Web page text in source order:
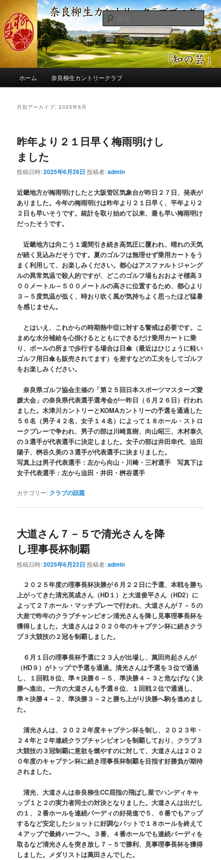
ン
コ
ン
へ
コ
ン
ツ
移
奈良柳生カントリークラブ総支配人
ブログ
季節の話題、クラブの出来事、コースの改修・更新作業、ゴルフに関する随
筆、喜怒哀楽などを気まぐれに発信します。
検
索
ホーム 奈良柳生カントリークラブ
月別アーカイブ:2025年6月
昨年より２１日早く梅雨明けし
ました
投稿日時:2025年6月28日 投稿者:admin
近畿地方が梅雨明けしたと大阪管区気象台が昨日２７日、発表が
ありました。今年の梅雨明けは昨年より２１日早く、平年より２
２日も早いそうです。統計を取り始めて以来、最も早い梅雨明け
だったそうです。
近畿地方は向こう１週間引き続き高気圧に覆われ、晴れの天気
が続く見込みだそうです。夏のゴルフは無理せず乗用カートをう
まく利用して、お楽しみください。都心はアスファルトジャング
ルの異常気温で殺人的ですが、どこのゴルフ場もおおよそ標高３
００メートル～５００メートルの高さに位置するため、都心より
３～５度気温が低く、時おり吹く風が気持ちよく思ったほど猛暑
を感じません。
とはいえ、これからの時期熱中症に対する警戒は必要です。こ
まめな水分補給を心掛けるとともにできるだけ乗用カートに乗
り、ボールの所まで歩行する場合は日傘（最近はひじょうに軽い
ゴルフ用日傘も販売されてます）を差すなどの工夫をしてゴルフ
をお楽しみください。
奈良県ゴルフ協会主催の「第２５回日本スポーツマスターズ愛
媛大会」の奈良県代表選手選考会が一昨日（６月２６日）行われ
ました。木津川カントリーとKOMAカントリーの予選を通過した
５６名（男子４２名、女子１４名）によって１８ホール・ストロ
ークプレーで争われ、男子の部は川崎直樹、向山昭三、木村泰久
の３選手が代表選手に決定しました。女子の部は井田幸代、迫田
陽子、桝谷久美の３選手が代表選手に決まりました。
写真上は男子代表選手：左から向山・川﨑・三村選手 写真下は
女子代表選手：左から迫田・井田・桝谷選手
カテゴリー: クラブの話題
大道さん７－５で清光さんを降
し理事長杯制覇
投稿日時:2025年6月22日 投稿者:admin
２０２５年度の理事長杯決勝が６月２２日に予選、本戦を勝ち
上がってきた清光英成さん（HD１）と大道俊平さん（HD2）に
よって２７ホール・マッチプレーで行われ、大道さんが７－５の
大差で昨年のクラブチャンピオン清光さんを降し見事理事長杯を
獲得しました。大道さんは２０２０年のキャプテン杯に続きクラ
ブ３大競技の２冠を制覇しました。
６月１日の理事長杯予選に２３人が出場し、萬田尚起さんが
（HD９）がトップで予選を通過。清光さんは予選を３位で通過
し、１回戦８位、準々決勝６－５、準決勝４－３と危なげなく決
勝へ進出。一方の大道さんも予選８位、１回戦２位で通過し、
準々決勝４－２、準決勝３－２と勝ち上がり決勝へ駒を進めまし
た。
清光さんは、２０２２年度キャプテン杯を制し、２０２３年・
２４年と２年連続クラブチャンピオンを制覇しており、クラブ３
大競技の３冠制覇に意欲を燃やすのに対して、大道さんは２０２
０年度のキャプテン杯に続き理事長杯制覇を目指す好勝負が期待
されました。
清光、大道さんは奈良柳生CC屈指の飛ばし屋でハンディキャ
ップ１と２の実力者同士の対決となりました。大道さんは出だし
の１、２番ホールを連続バーディの好発進で５、６番でもアップ
するなど安定したショットに好調なパットで１８ホールを終えて
４アップで最終ハーフへ。３番、４番ホールでも連続バーディを
取るなど清光さんを突き放し７－５で勝利、見事理事長杯を獲得
しました。メダリストは萬田さんでした。